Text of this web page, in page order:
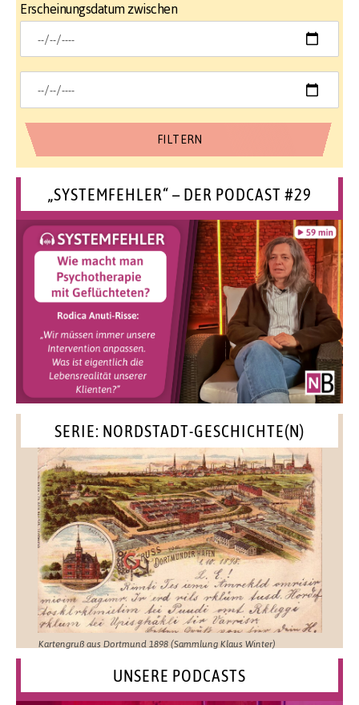
Erscheinungsdatum zwischen
„SYSTEMFEHLER“ – DER PODCAST #29
SERIE: NORDSTADT-GESCHICHTE(N)
Kartengruß aus Dortmund 1898 (Sammlung Klaus Winter)
UNSERE PODCASTS